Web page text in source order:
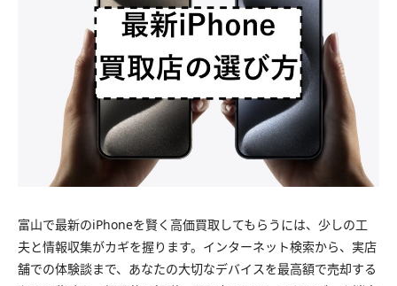
富山で最新のiPhoneを賢く高価買取してもらうには、少しの工
夫と情報収集がカギを握ります。インターネット検索から、実店
舗での体験談まで、あなたの大切なデバイスを最高額で売却する